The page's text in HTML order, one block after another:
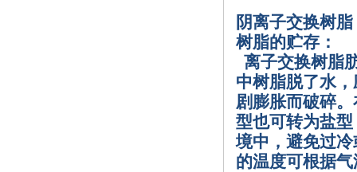
阴离子交换树脂
树脂的贮存：
离子交换树脂
中树脂脱了水
剧膨胀而破碎
型也可转为盐
境中，避免过
的温度可根据